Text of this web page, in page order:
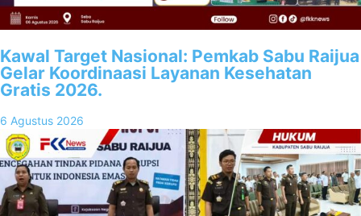
Kawal Target Nasional: Pemkab Sabu Raijua
Gelar Koordinaasi Layanan Kesehatan
Gratis 2026.
6 Agustus 2026